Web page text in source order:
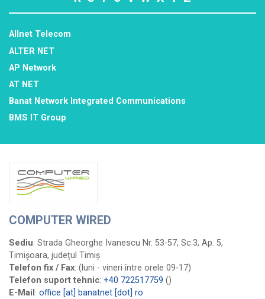
Allnet Telecom
ALTER NET
AP Network
AT NET
Banat Network Integrated Communications
BMS IT Group
Computer Wired
Comunicații Starnet Media
Conect Intercom
Core Joy Communication
Data ZYX
DevGeeks
Digital Construction Network
COMPUTER WIRED
Sediu: Strada Gheorghe Ivanescu Nr. 53-57, Sc.3, Ap. 5,
Timișoara, județul Timiș
Telefon fix / Fax: (luni - vineri între orele 09-17)
Telefon suport tehnic: +40 722517759 ()
E-Mail : office [at] banatnet [dot] ro